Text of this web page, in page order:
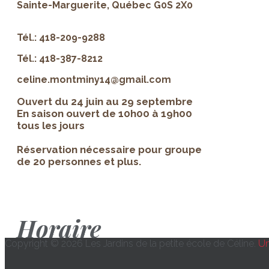
Sainte-Marguerite, Québec G0S 2X0
Tél.: 418-209-9288
Tél.: 418-387-8212
celine.montminy14@gmail.com
Ouvert du 24 juin au 29 septembre
En saison ouvert de 10h00 à 19h00
tous les jours
Réservation nécessaire pour groupe
de 20 personnes et plus.
Horaire
Copyright © 2026 Les Jardins de la petite école de Céline.